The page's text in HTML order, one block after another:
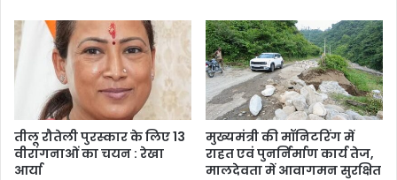
तीलू रौतेली पुरस्कार के लिए 13
वीरांगनाओं का चयन : रेखा
आर्या
मुख्यमंत्री की मॉनिटरिंग में
राहत एवं पुनर्निर्माण कार्य तेज,
मालदेवता में आवागमन सुरक्षित